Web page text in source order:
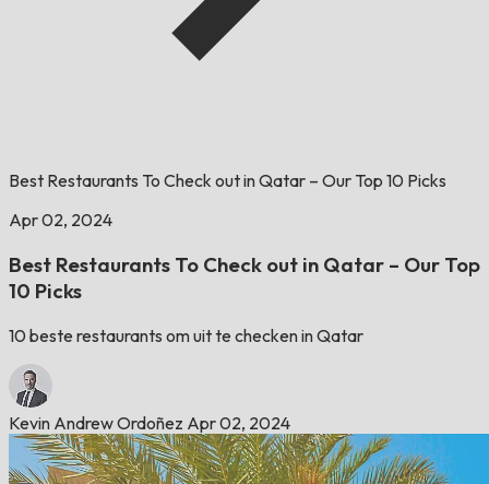
Best Restaurants To Check out in Qatar – Our Top 10 Picks
Apr 02, 2024
Best Restaurants To Check out in Qatar – Our Top
10 Picks
10 beste restaurants om uit te checken in Qatar
Kevin Andrew Ordoñez Apr 02, 2024